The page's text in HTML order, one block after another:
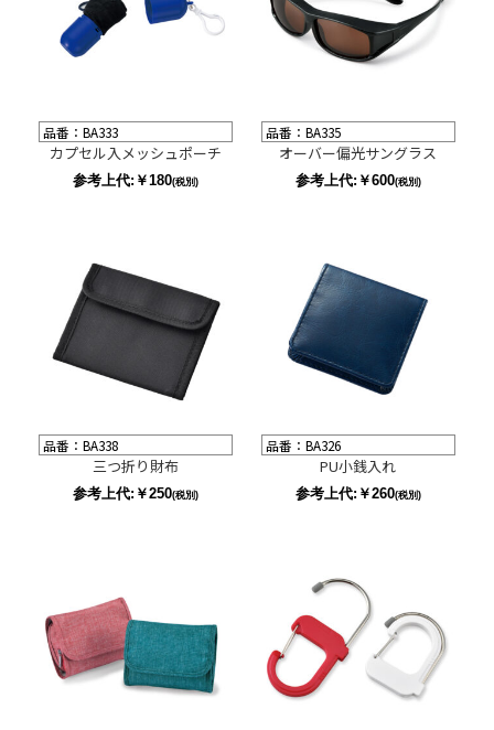
品番：BA333
カプセル入メッシュポーチ
参考上代:￥180(税別)
品番：BA335
オーバー偏光サングラス
参考上代:￥600(税別)
品番：BA338
三つ折り財布
参考上代:￥250(税別)
品番：BA326
PU小銭入れ
参考上代:￥260(税別)